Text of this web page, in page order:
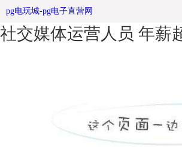
涨粉太慢？英女王招聘
社交媒体运营人员 年薪
pg电玩城-pg电子直营网